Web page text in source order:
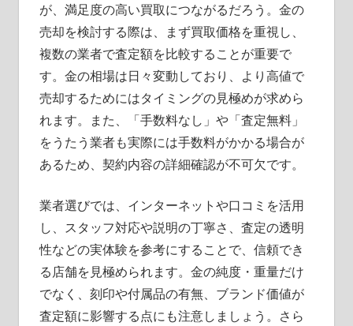
が、満足度の高い買取につながるだろう。金の
売却を検討する際は、まず買取価格を重視し、
複数の業者で査定額を比較することが重要で
す。金の相場は日々変動しており、より高値で
売却するためにはタイミングの見極めが求めら
れます。また、「手数料なし」や「査定無料」
をうたう業者も実際には手数料がかかる場合が
あるため、契約内容の詳細確認が不可欠です。
業者選びでは、インターネットや口コミを活用
し、スタッフ対応や説明の丁寧さ、査定の透明
性などの実体験を参考にすることで、信頼でき
る店舗を見極められます。金の純度・重量だけ
でなく、刻印や付属品の有無、ブランド価値が
査定額に影響する点にも注意しましょう。さら